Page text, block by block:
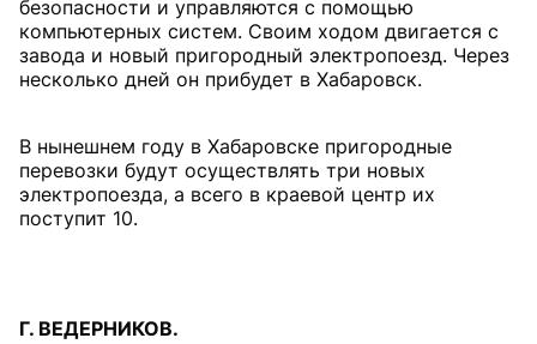
безопасности и управляются с помощью
компьютерных систем. Своим ходом двигается с
завода и новый пригородный электропоезд. Через
несколько дней он прибудет в Хабаровск.
В нынешнем году в Хабаровске пригородные
перевозки будут осуществлять три новых
электропоезда, а всего в краевой центр их
поступит 10.
Г. ВЕДЕРНИКОВ.